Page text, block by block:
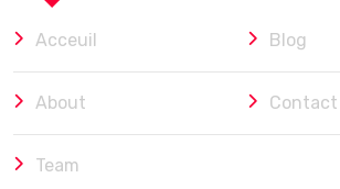
Acceuil Blog
About Contact
Team